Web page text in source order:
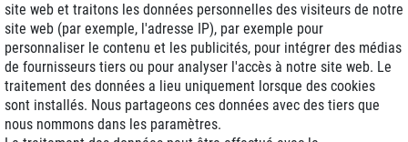
Livraison J+1
Frais d'expédition réduits
site web et traitons les données personnelles des visiteurs de notre
site web (par exemple, l'adresse IP), par exemple pour
personnaliser le contenu et les publicités, pour intégrer des médias
de fournisseurs tiers ou pour analyser l'accès à notre site web. Le
traitement des données a lieu uniquement lorsque des cookies
sont installés. Nous partageons ces données avec des tiers que
nous nommons dans les paramètres.